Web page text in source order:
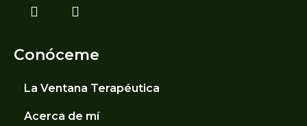
Conóceme
La Ventana Terapéutica
Acerca de mí